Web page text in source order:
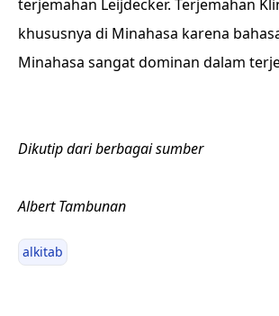
terjemahan Leijdecker. Terjemahan
khususnya di Minahasa karena
Minahasa sangat dominan dalam
Dikutip dari berbagai sumber
Albert Tambunan
alkitab